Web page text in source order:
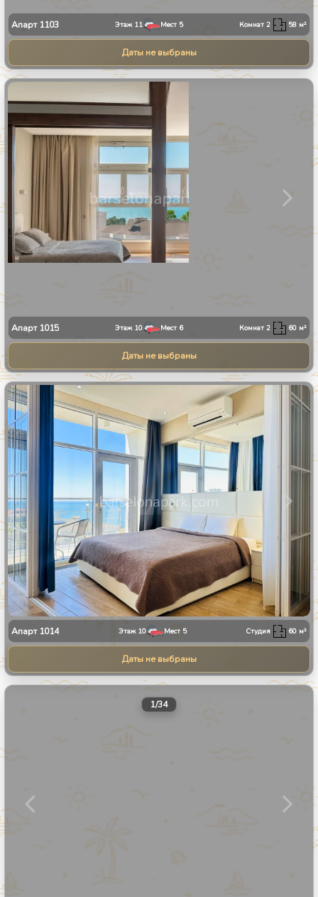
Апарт 1103 Этаж 11 Мест 5 Комнат2 58 м²
Даты не выбраны
25
Апарт 1015 Этаж 10 Мест 6 Комнат2 60 м²
Даты не выбраны
Апарт 1014 Этаж 10 Мест 5 Студия 60 м²
Даты не выбраны
1/34